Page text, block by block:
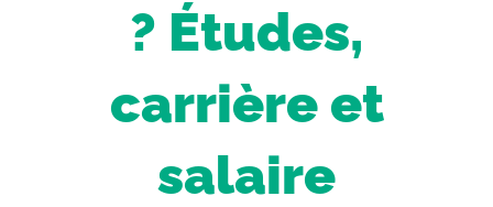
? Études,
carrière et
salaire